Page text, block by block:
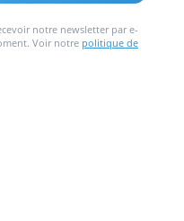
notre newsletter par e-
Voir notre politique de